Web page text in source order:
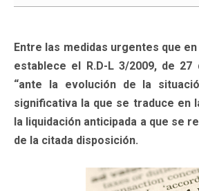
Entre las medidas urgentes que
establece el R.D-L 3/2009, de 27
“ante la evolución de la
significativa la que se traduce en
la liquidación anticipada a que se
de la citada disposición.